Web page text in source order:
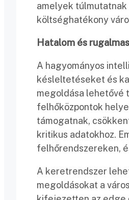
amelyek túlmutatnak
költséghatékony
Hatalom és
A hagyományos
késleltetéseket és
megoldása lehetővé
felhőközpontok
támogatnak,
kritikus adatokhoz.
felhőrendszereken,
A keretrendszer
megoldásokat a